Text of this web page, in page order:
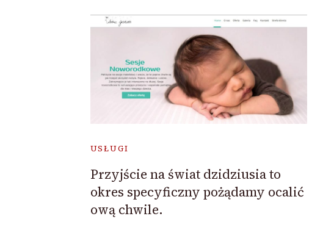
USŁUGI
Przyjście na świat dzidziusia to
okres specyficzny pożądamy ocalić
ową chwile.